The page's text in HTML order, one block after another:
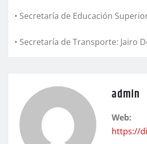
• Secretaría de Educación
• Secretaría de Transporte: Jairo
admin
Web:
https://